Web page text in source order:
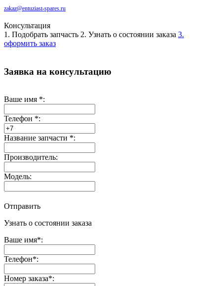
zakaz@entuziast-spares.ru
Консультация
1. Подобрать запчасть 2. Узнать о состоянии заказа 3.
оформить заказ
Заявка на консультацию
Ваше имя *:
Телефон *:
Название запчасти *:
Производитель:
Модель:
Отправить
Узнать о состоянии заказа
Ваше имя*:
Телефон*:
Номер заказа*: